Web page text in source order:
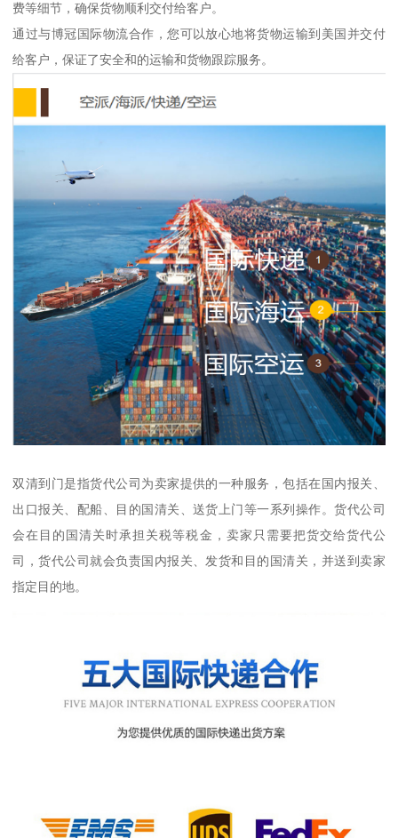
费等细节，确保货物顺利交付给客户。
通过与博冠国际物流合作，您可以放心地将货物运输到美国并交付
给客户，保证了安全和的运输和货物跟踪服务。
双清到门是指货代公司为卖家提供的一种服务，包括在国内报关、
出口报关、配船、目的国清关、送货上门等一系列操作。货代公司
会在目的国清关时承担关税等税金，卖家只需要把货交给货代公
司，货代公司就会负责国内报关、发货和目的国清关，并送到卖家
指定目的地。